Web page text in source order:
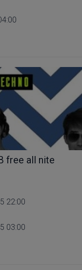
free all nite
22:00
03:00